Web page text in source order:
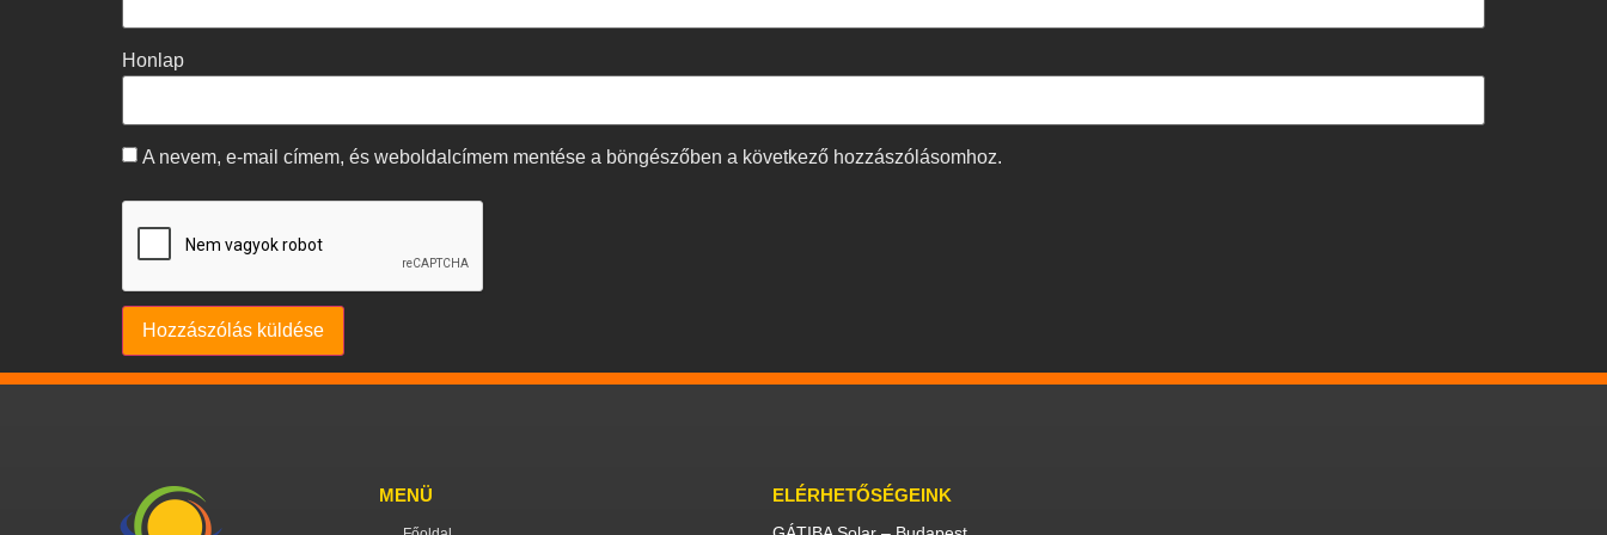
Honlap
A nevem, e-mail címem, és weboldalcímem mentése a böngészőben a következő hozzászólásomhoz.
MENÜ ELÉRHETŐSÉGEINK